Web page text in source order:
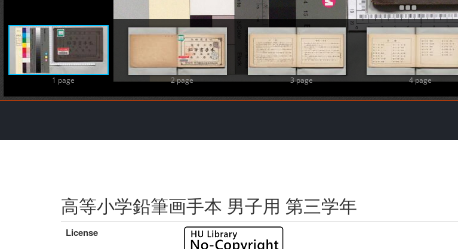
1 page 2 page 3 page 4 page
高等小学鉛筆画手本 男子用 第三学年
License